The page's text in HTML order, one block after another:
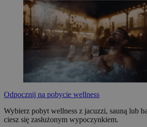
Odpocznij na pobycie wellness
Wybierz pobyt wellness z jacuzzi, sauną lub
ciesz się zasłużonym wypoczynkiem.